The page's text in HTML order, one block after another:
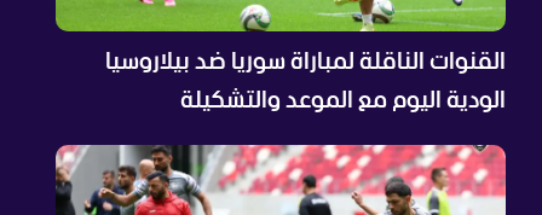
القنوات الناقلة لمباراة سوريا ضد بيلاروسيا
الودية اليوم مع الموعد والتشكيلة